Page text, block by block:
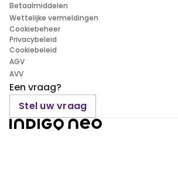
Betaalmiddelen
Wettelijke vermeldingen
Cookiebeheer
Privacybeleid
Cookiebeleid
AGV
AVV
Een vraag?
Stel uw vraag